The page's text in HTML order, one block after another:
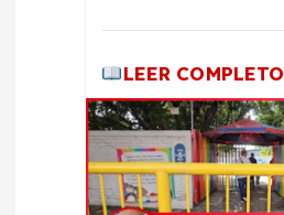
LEER COMPLETO